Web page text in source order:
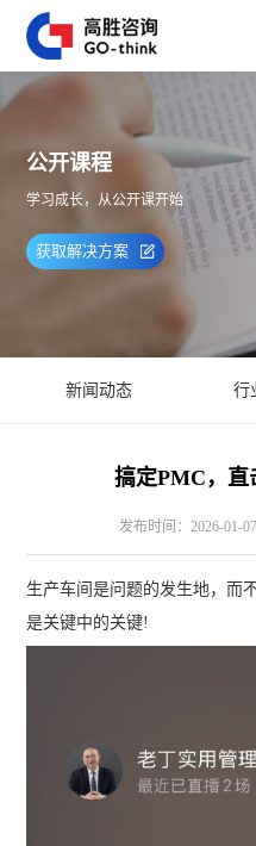
公开课程
学习成长，从公开课开始
获取解决方案
新闻动态 行
搞定PMC，直
发布时间：2026-01-
生产车间是问题的发生地，而
是关键中的关键!